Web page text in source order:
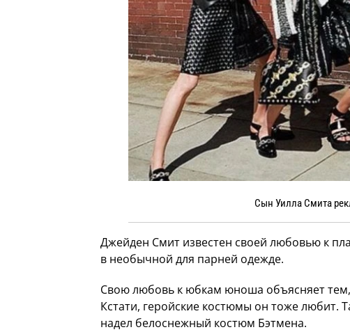
Сын Уилла Смита
Джейден Смит известен своей любовью к
в необычной для парней одежде.
Свою любовь к юбкам юноша объясняет тем,
Кстати, геройские костюмы он тоже любит.
надел белоснежный костюм Бэтмена.